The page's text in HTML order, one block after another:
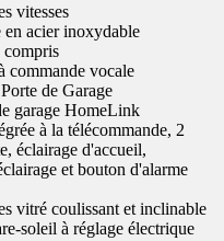
vitesses
en acier inoxydable
compris
commande vocale
de Garage
garage HomeLink
à la télécommande, 2
éclairage d'accueil,
et bouton d'alarme
vitré coulissant et inclinable
soleil à réglage électrique